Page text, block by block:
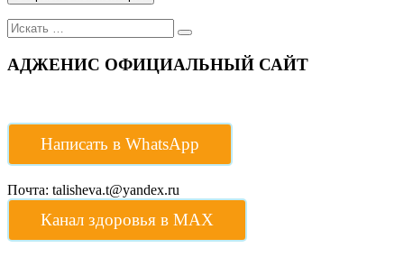
Поиск
для:
АДЖЕНИС ОФИЦИАЛЬНЫЙ САЙТ
Написать в WhatsApp
Почта: talisheva.t@yandex.ru
Канал здоровья в МАХ